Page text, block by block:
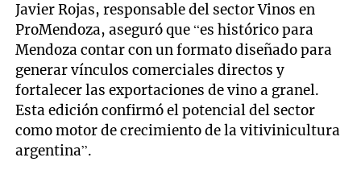
Javier Rojas, responsable del sector Vinos en
ProMendoza, aseguró que “es histórico para
Mendoza contar con un formato diseñado para
generar vínculos comerciales directos y
fortalecer las exportaciones de vino a granel.
Esta edición confirmó el potencial del sector
como motor de crecimiento de la vitivinicultura
argentina”.